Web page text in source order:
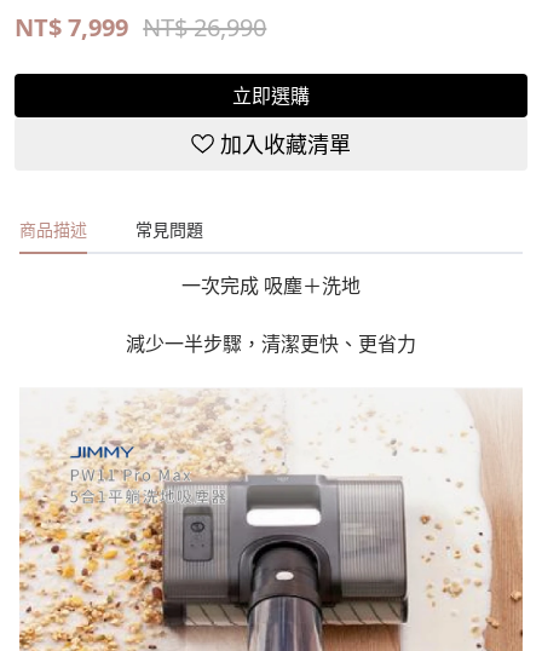
NT$7,999 NT$ 26,990
立即選購
加入收藏清單
商品描述 常見問題
一次完成 吸塵＋洗地
減少一半步驟，清潔更快、更省力